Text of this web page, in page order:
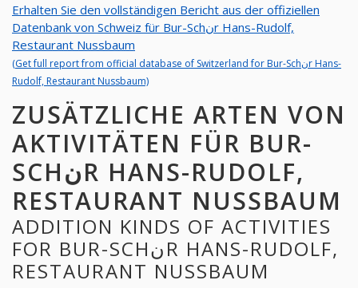
Erhalten Sie den vollständigen Bericht aus der offiziellen
Datenbank von Schweiz für Bur-Schنr Hans-Rudolf,
Restaurant Nussbaum
(Get full report from official database of Switzerland for Bur-Schنr Hans-
Rudolf, Restaurant Nussbaum)
ZUSÄTZLICHE ARTEN VON
AKTIVITÄTEN FÜR BUR-
SCHنR HANS-RUDOLF,
RESTAURANT NUSSBAUM
ADDITION KINDS OF ACTIVITIES
FOR BUR-SCHنR HANS-RUDOLF,
RESTAURANT NUSSBAUM